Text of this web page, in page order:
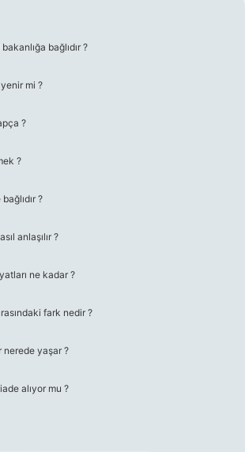
bağlıdır ?
mi ?
?
?
?
anlaşılır ?
ne kadar ?
fark nedir ?
yaşar ?
alıyor mu ?